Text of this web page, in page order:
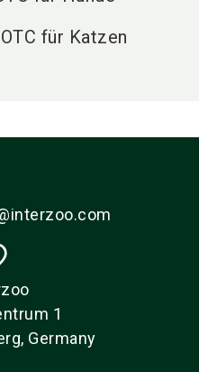
für Katzen
1
Germany